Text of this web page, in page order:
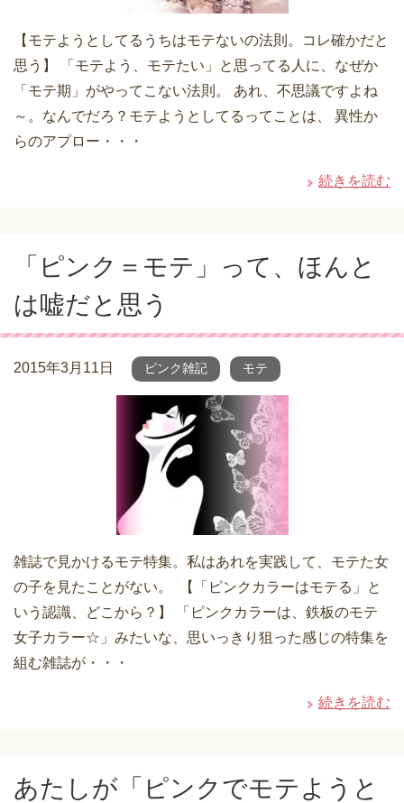
【モテようとしてるうちはモテないの法則。コレ確かだと
思う】 「モテよう、モテたい」と思ってる人に、なぜか
「モテ期」がやってこない法則。 あれ、不思議ですよね
～。なんでだろ？モテようとしてるってことは、 異性か
らのアプロー・・・
続きを読む
「ピンク＝モテ」って、ほんと
は嘘だと思う
2015年3月11日 ピンク雑記 モテ
雑誌で見かけるモテ特集。私はあれを実践して、モテた女
の子を見たことがない。 【「ピンクカラーはモテる」と
いう認識、どこから？】 「ピンクカラーは、鉄板のモテ
女子カラー☆」みたいな、思いっきり狙った感じの特集を
組む雑誌が・・・
続きを読む
あたしが「ピンクでモテようと